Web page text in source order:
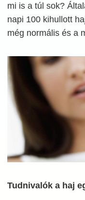
mi is a túl sok?
napi 100 kihullott
még normális és a
Tudnivalók a haj